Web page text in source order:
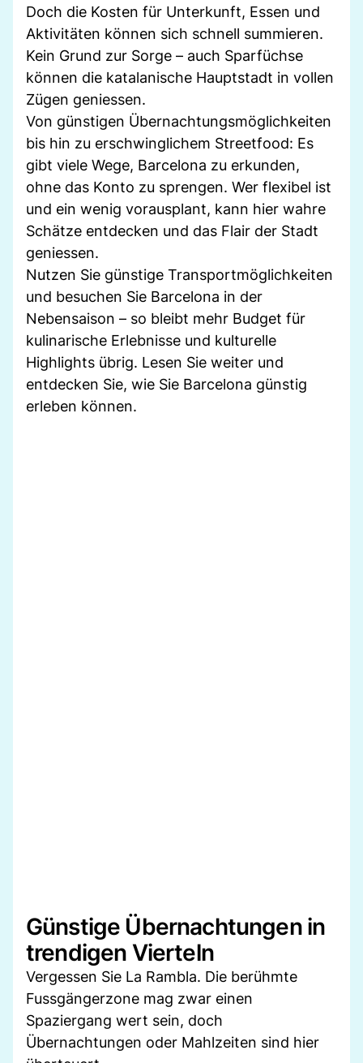
Doch die Kosten für Unterkunft, Essen und
Aktivitäten können sich schnell summieren.
Kein Grund zur Sorge – auch Sparfüchse
können die katalanische Hauptstadt in vollen
Zügen geniessen.
Von günstigen Übernachtungsmöglichkeiten
bis hin zu erschwinglichem Streetfood: Es
gibt viele Wege, Barcelona zu erkunden,
ohne das Konto zu sprengen. Wer flexibel ist
und ein wenig vorausplant, kann hier wahre
Schätze entdecken und das Flair der Stadt
geniessen.
Nutzen Sie günstige Transportmöglichkeiten
und besuchen Sie Barcelona in der
Nebensaison – so bleibt mehr Budget für
kulinarische Erlebnisse und kulturelle
Highlights übrig. Lesen Sie weiter und
entdecken Sie, wie Sie Barcelona günstig
erleben können.
Günstige Übernachtungen in
trendigen Vierteln
Vergessen Sie La Rambla. Die berühmte
Fussgängerzone mag zwar einen
Spaziergang wert sein, doch
Übernachtungen oder Mahlzeiten sind hier